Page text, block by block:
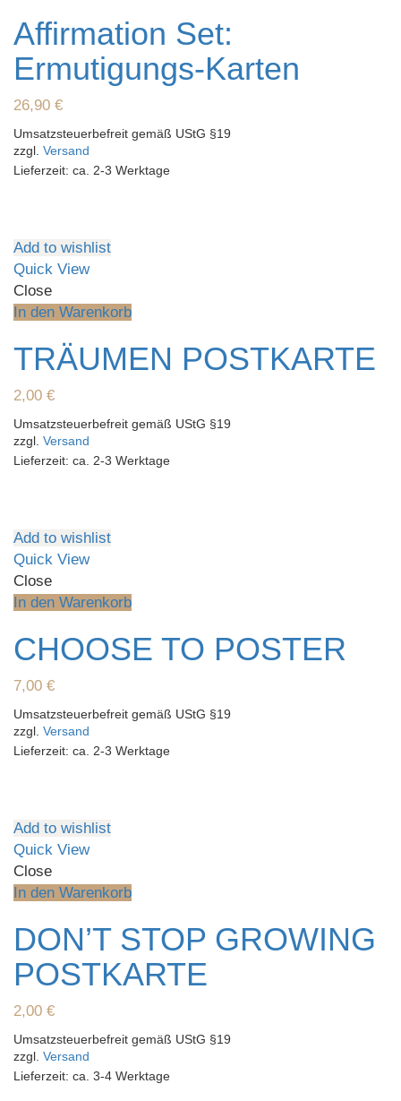
Affirmation Set:
Ermutigungs-Karten
26,90 €
Umsatzsteuerbefreit gemäß UStG §19
zzgl. Versand
Lieferzeit: ca. 2-3 Werktage
Add to wishlist
Quick View
Close
In den Warenkorb
TRÄUMEN POSTKARTE
2,00 €
Umsatzsteuerbefreit gemäß UStG §19
zzgl. Versand
Lieferzeit: ca. 2-3 Werktage
Add to wishlist
Quick View
Close
In den Warenkorb
CHOOSE TO POSTER
7,00 €
Umsatzsteuerbefreit gemäß UStG §19
zzgl. Versand
Lieferzeit: ca. 2-3 Werktage
Add to wishlist
Quick View
Close
In den Warenkorb
DON’T STOP GROWING
POSTKARTE
2,00 €
Umsatzsteuerbefreit gemäß UStG §19
zzgl. Versand
Lieferzeit: ca. 3-4 Werktage